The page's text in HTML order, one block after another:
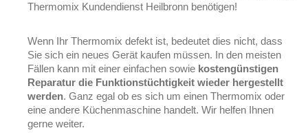
Thermomix Kundendienst Heilbronn benötigen!
Wenn Ihr Thermomix defekt ist, bedeutet dies nicht, dass
Sie sich ein neues Gerät kaufen müssen. In den meisten
Fällen kann mit einer einfachen sowie kostengünstigen
Reparatur die Funktionstüchtigkeit wieder hergestellt
werden. Ganz egal ob es sich um einen Thermomix oder
eine andere Küchenmaschine handelt. Wir helfen Ihnen
gerne weiter.